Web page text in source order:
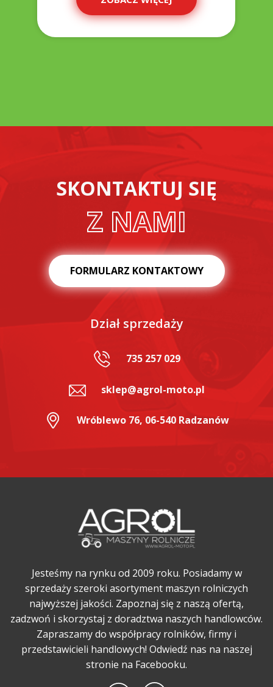
SKONTAKTUJ SIĘ
Z NAMI
FORMULARZ KONTAKTOWY
Dział sprzedaży
735 257 029
sklep@agrol-moto.pl
Wróblewo 76, 06-540 Radzanów
Jesteśmy na rynku od 2009 roku. Posiadamy w
sprzedaży szeroki asortyment maszyn rolniczych
najwyższej jakości. Zapoznaj się z naszą ofertą,
zadzwoń i skorzystaj z doradztwa naszych handlowców.
Zapraszamy do współpracy rolników, firmy i
przedstawicieli handlowych! Odwiedź nas na naszej
stronie na Facebooku.